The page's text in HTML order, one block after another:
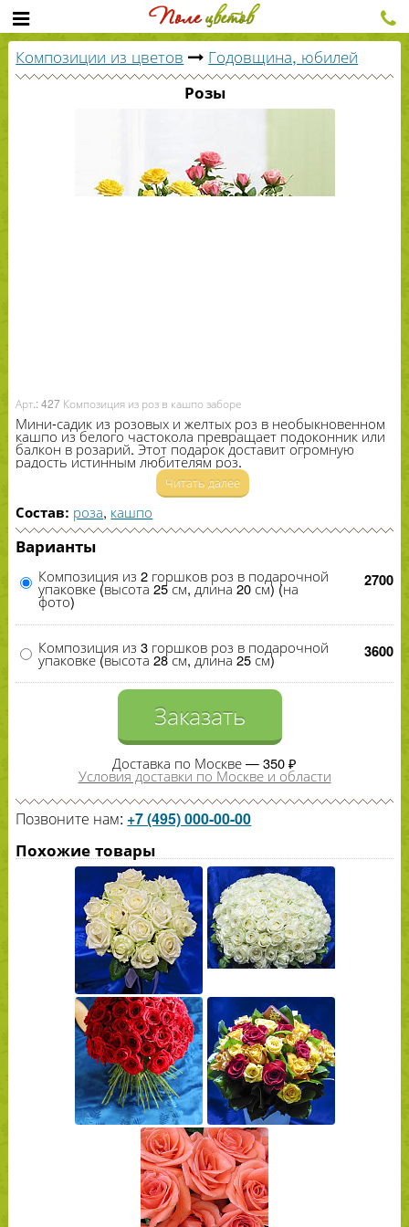
Композиции из цветов Годовщина, юбилей
Розы
Арт.: 427 Композиция из роз в кашпо заборе
Мини-​садик из розовых и желтых роз в необыкновенном
кашпо из белого частокола превращает подоконник или
балкон в розарий. Этот подарок доставит огромную
радость истинным любителям роз.
Читать далее
Состав: роза, кашпо
Варианты
Композиция из 2 горшков роз в подарочной
упаковке (высота 25 см, длина 20 см) (на
фото)
2700
Композиция из 3 горшков роз в подарочной
упаковке (высота 28 см, длина 25 см) 3600
Заказать
Доставка по Москве — 350 ₽
Условия доставки по Москве и области
Позвоните нам: +7 (495) 000-00-00
Похожие товары